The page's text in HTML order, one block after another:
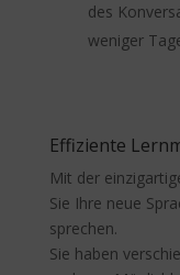
des
weniger
Effiziente
Mit der
Sie Ihre neue
sprechen.
Sie haben